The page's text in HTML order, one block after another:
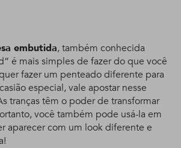
embutida, também conhecida
é mais simples de fazer do que você
fazer um penteado diferente para
especial, vale apostar nesse
tranças têm o poder de transformar
você também pode usá-la em
aparecer com um look diferente e